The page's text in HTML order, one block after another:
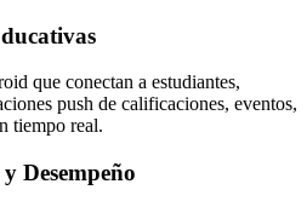
que conectan a estudiantes,
push de calificaciones, eventos,
tiempo real.
Desempeño